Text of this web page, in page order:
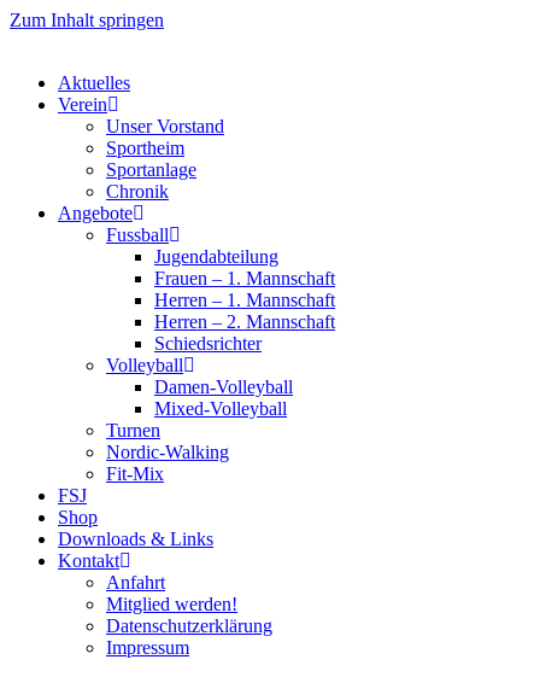
Zum Inhalt springen
Aktuelles
Verein
Unser Vorstand
Sportheim
Sportanlage
Chronik
Angebote
Fussball
Jugendabteilung
Frauen – 1. Mannschaft
Herren – 1. Mannschaft
Herren – 2. Mannschaft
Schiedsrichter
Volleyball
Damen-Volleyball
Mixed-Volleyball
Turnen
Nordic-Walking
Fit-Mix
FSJ
Shop
Downloads & Links
Kontakt
Anfahrt
Mitglied werden!
Datenschutzerklärung
Impressum